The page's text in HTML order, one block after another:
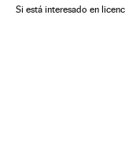
Combustíveis
Si está interesado en